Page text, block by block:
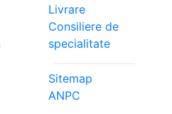
Livrare
Consiliere de
specialitate
Sitemap
ANPC